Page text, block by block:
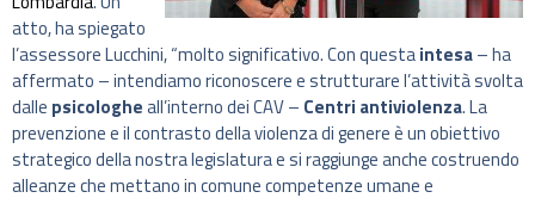
atto, ha spiegato
l’assessore Lucchini, “molto significativo. Con questaintesa– ha
affermato – intendiamo riconoscere e strutturare l’attività svolta
dalle psicologheall’interno dei CAV – Centri antiviolenza. La
prevenzione e il contrasto della violenza di genere è un obiettivo
strategico della nostra legislatura e si raggiunge anche costruendo
alleanze che mettano in comune competenze umane e